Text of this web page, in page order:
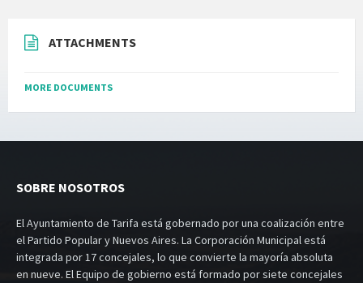
ATTACHMENTS
MORE DOCUMENTS
SOBRE NOSOTROS
El Ayuntamiento de Tarifa está gobernado por una coalización entre
el Partido Popular y Nuevos Aires. La Corporación Municipal está
integrada por 17 concejales, lo que convierte la mayoría absoluta
en nueve. El Equipo de gobierno está formado por siete concejales